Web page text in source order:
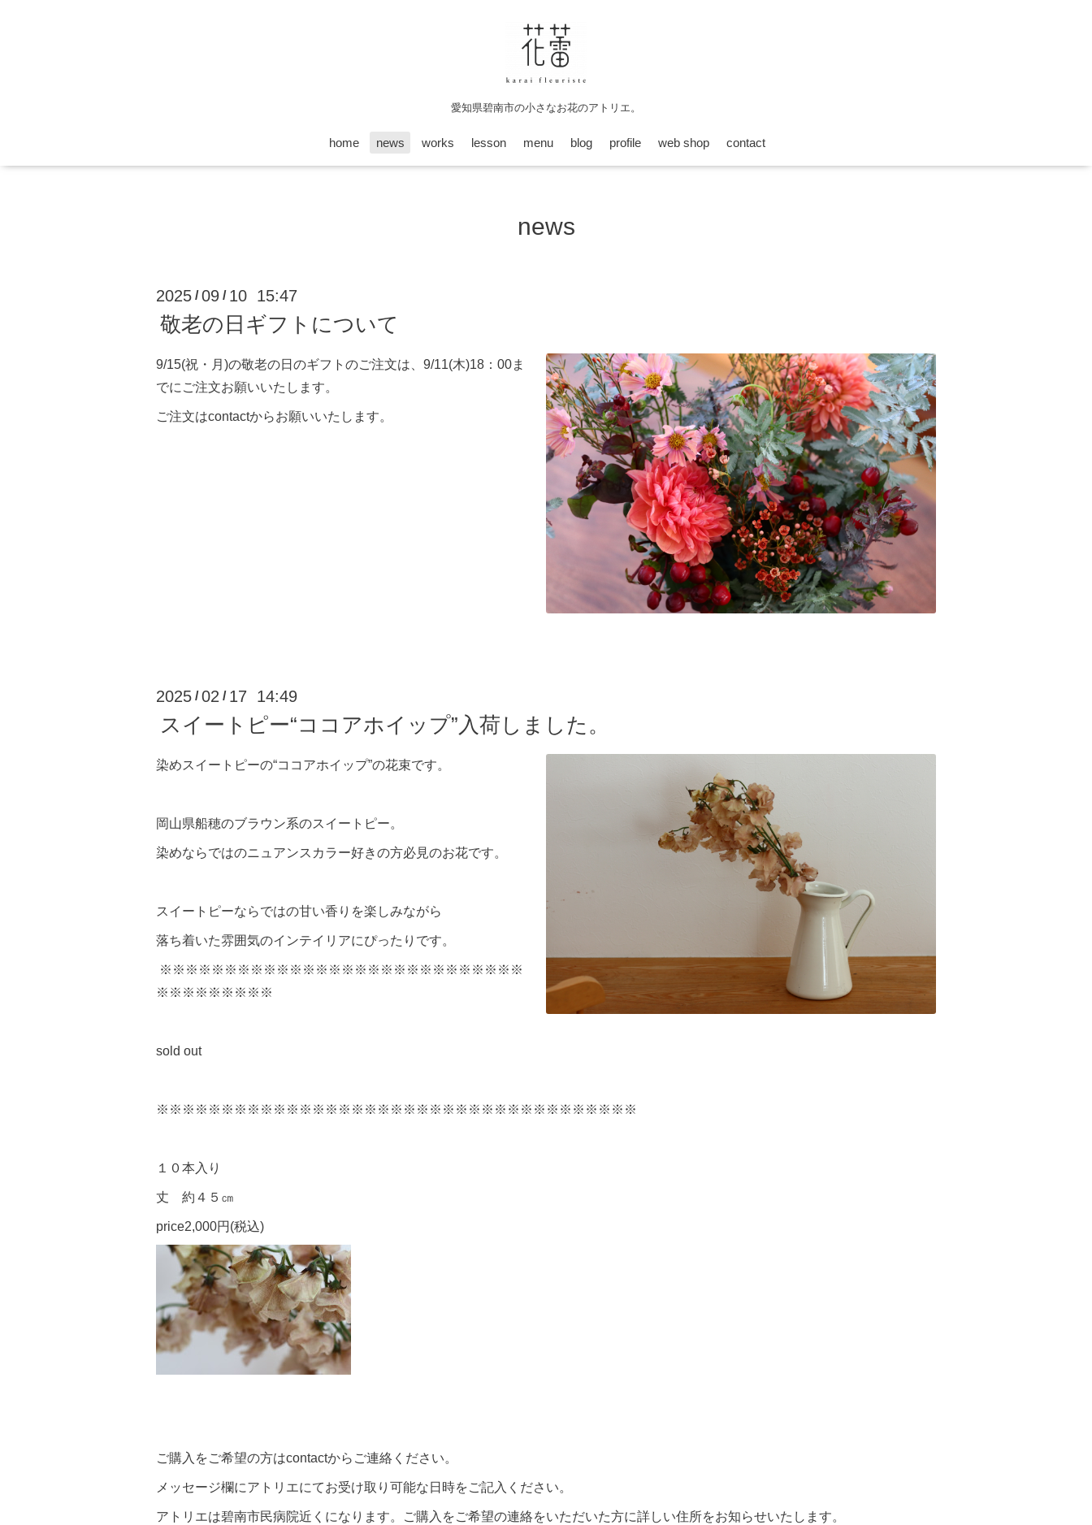
愛知県碧南市の小さなお花のアトリエ。
home news works lesson menu blog profile web shop contact
news
2025 /09 / 10 15:47
敬老の日ギフトについて
9/15(祝・月)の敬老の日のギフトのご注文は、9/11(木)18：00ま
でにご注文お願いいたします。
ご注文はcontactからお願いいたします。
2025 /02 / 17 14:49
スイートピー“ココアホイップ”入荷しました。
染めスイートピーの“ココアホイップ”の花束です。
岡山県船穂のブラウン系のスイートピー。
染めならではのニュアンスカラー好きの方必見のお花です。
スイートピーならではの甘い香りを楽しみながら
落ち着いた雰囲気のインテイリアにぴったりです。
※※※※※※※※※※※※※※※※※※※※※※※※※※※※
※※※※※※※※※
sold out
※※※※※※※※※※※※※※※※※※※※※※※※※※※※※※※※※※※※※
１０本入り
丈 約４５㎝
price2,000円(税込)
ご購入をご希望の方はcontactからご連絡ください。
メッセージ欄にアトリエにてお受け取り可能な日時をご記入ください。
アトリエは碧南市民病院近くになります。ご購入をご希望の連絡をいただいた方に詳しい住所をお知らせいたします。